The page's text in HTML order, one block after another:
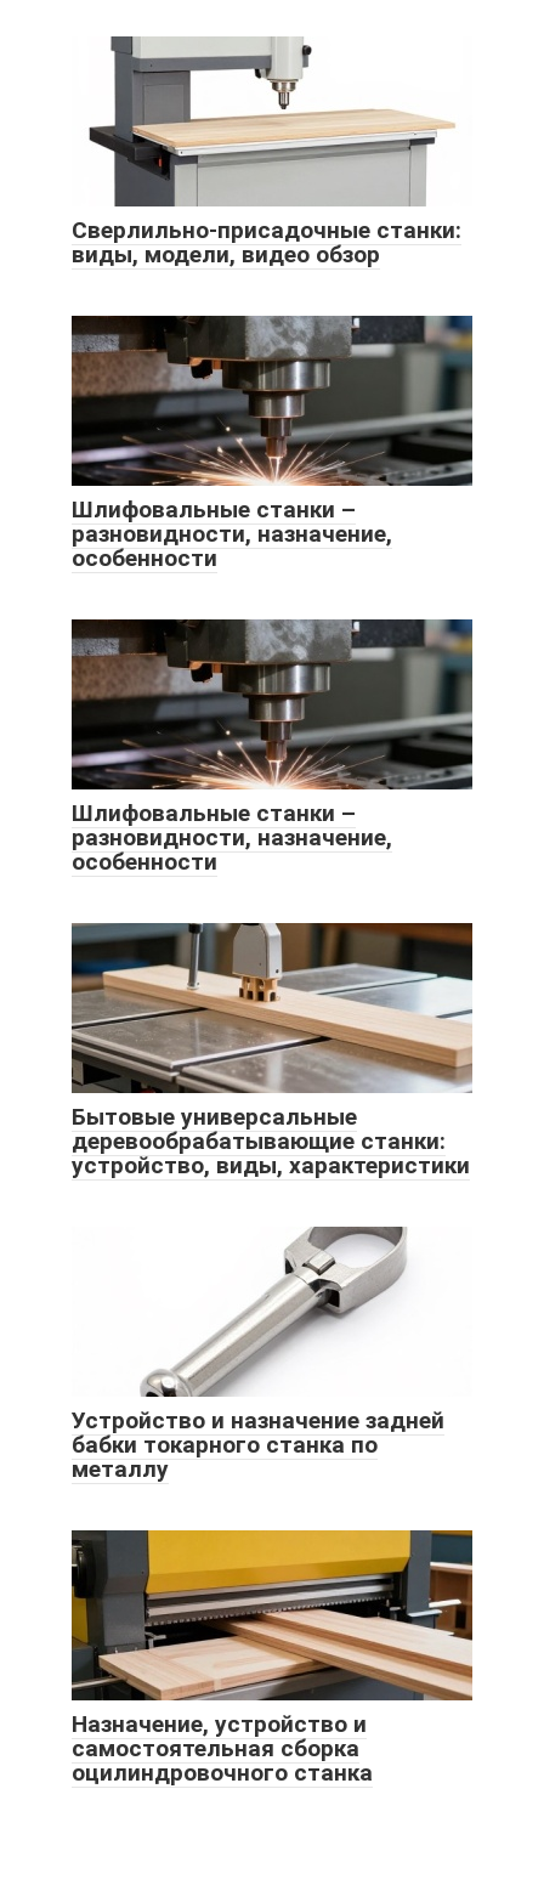
Сверлильно-присадочные станки:
виды, модели, видео обзор
Шлифовальные станки –
разновидности, назначение,
особенности
Шлифовальные станки –
разновидности, назначение,
особенности
Бытовые универсальные
деревообрабатывающие станки:
устройство, виды, характеристики
Устройство и назначение задней
бабки токарного станка по
металлу
Назначение, устройство и
самостоятельная сборка
оцилиндровочного станка